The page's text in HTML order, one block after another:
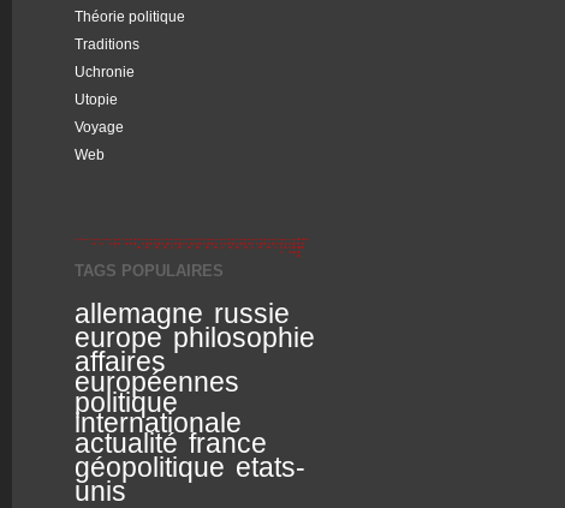
Théorie politique
Traditions
Uchronie
Utopie
Voyage
Web
TAGS POPULAIRES
allemagne russie
europe philosophie
affaires
européennes
politique
internationale
actualité france
géopolitique etats-
unis